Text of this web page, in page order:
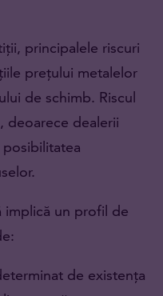
principalele riscuri
prețului metalelor
de schimb. Riscul
deoarece dealerii
implică un profil de
de existența